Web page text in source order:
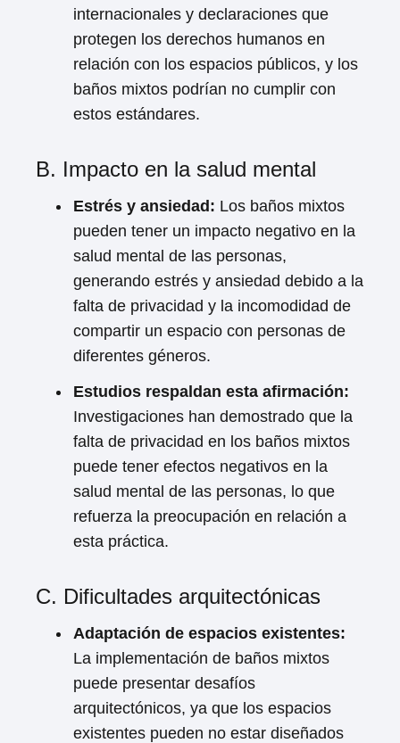
internacionales y declaraciones que
protegen los derechos humanos en
relación con los espacios públicos, y los
baños mixtos podrían no cumplir con
estos estándares.
B. Impacto en la salud mental
Estrés y ansiedad: Los baños mixtos
pueden tener un impacto negativo en la
salud mental de las personas,
generando estrés y ansiedad debido a la
falta de privacidad y la incomodidad de
compartir un espacio con personas de
diferentes géneros.
Estudios respaldan esta afirmación:
Investigaciones han demostrado que la
falta de privacidad en los baños mixtos
puede tener efectos negativos en la
salud mental de las personas, lo que
refuerza la preocupación en relación a
esta práctica.
C. Dificultades arquitectónicas
Adaptación de espacios existentes:
La implementación de baños mixtos
puede presentar desafíos
arquitectónicos, ya que los espacios
existentes pueden no estar diseñados
Loading ...